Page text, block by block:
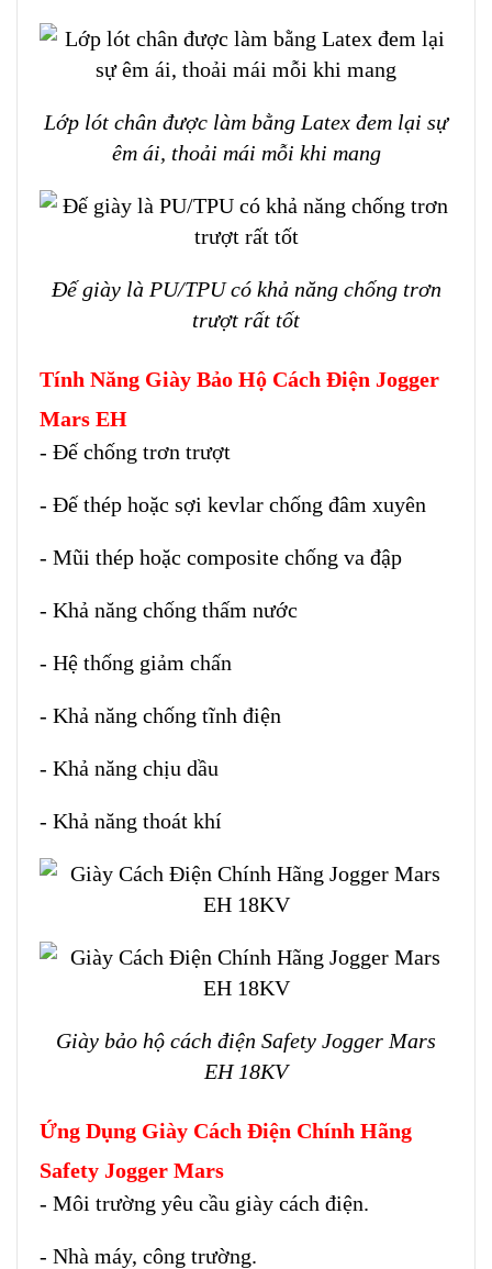
Lớp lót chân được làm bằng Latex đem lại sự
êm ái, thoải mái mỗi khi mang
Đế giày là PU/TPU có khả năng chống trơn
trượt rất tốt
Tính Năng Giày Bảo Hộ Cách Điện Jogger
Mars EH
- Đế chống trơn trượt
- Đế thép hoặc sợi kevlar chống đâm xuyên
- Mũi thép hoặc composite chống va đập
- Khả năng chống thấm nước
- Hệ thống giảm chấn
- Khả năng chống tĩnh điện
- Khả năng chịu dầu
- Khả năng thoát khí
Giày bảo hộ cách điện Safety Jogger Mars
EH 18KV
Ứng Dụng Giày Cách Điện Chính Hãng
Safety Jogger Mars
- Môi trường yêu cầu giày cách điện.
- Nhà máy, công trường.